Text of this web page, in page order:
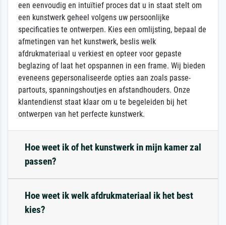
een eenvoudig en intuïtief proces dat u in staat stelt om
een kunstwerk geheel volgens uw persoonlijke
specificaties te ontwerpen. Kies een omlijsting, bepaal de
afmetingen van het kunstwerk, beslis welk
afdrukmateriaal u verkiest en opteer voor gepaste
beglazing of laat het opspannen in een frame. Wij bieden
eveneens gepersonaliseerde opties aan zoals passe-
partouts, spanningshoutjes en afstandhouders. Onze
klantendienst staat klaar om u te begeleiden bij het
ontwerpen van het perfecte kunstwerk.
Hoe weet ik of het kunstwerk in mijn kamer zal
passen?
Hoe weet ik welk afdrukmateriaal ik het best
kies?